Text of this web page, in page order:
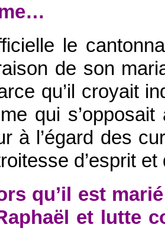
le
de son
qu’il croyait
qui
à l’égard des
d’esprit
qu’il est
et lutte